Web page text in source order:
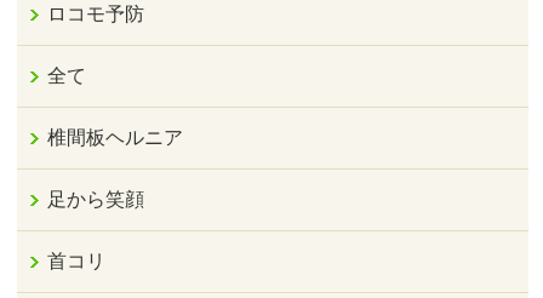
ロコモ予防
全て
椎間板ヘルニア
足から笑顔
首コリ